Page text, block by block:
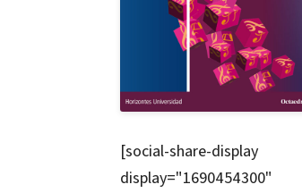
[social-share-display
display="1690454300"